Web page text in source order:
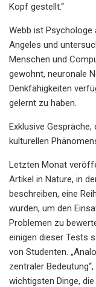
Kopf gestellt.“
Webb ist Psychologe
Angeles und
Menschen und
gewohnt, neuronale
Denkfähigkeiten
gelernt zu haben.
Exklusive
kulturellen
Letzten Monat
Artikel in Nature, in
beschreiben, eine
wurden, um den
Problemen zu
einigen dieser Tests
von Studenten.
zentraler
wichtigsten Dinge,